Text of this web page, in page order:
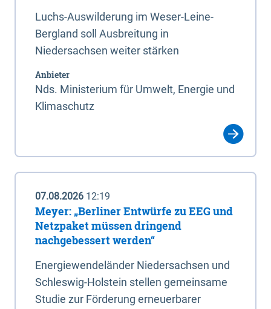
Luchs-Auswilderung im Weser-Leine-
Bergland soll Ausbreitung in
Niedersachsen weiter stärken
Anbieter
Nds. Ministerium für Umwelt, Energie und
Klimaschutz
07.08.2026 12:19
Meyer: „Berliner Entwürfe zu EEG und
Netzpaket müssen dringend
nachgebessert werden“
Energiewendeländer Niedersachsen und
Schleswig-Holstein stellen gemeinsame
Studie zur Förderung erneuerbarer